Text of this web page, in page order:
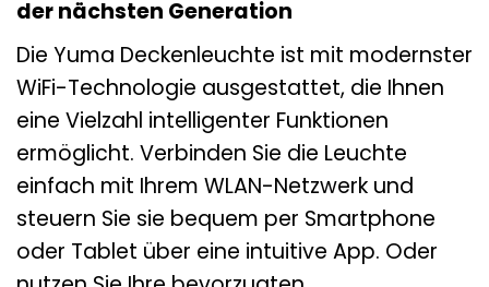
der nächsten Generation
Die Yuma Deckenleuchte ist mit modernster
WiFi-Technologie ausgestattet, die Ihnen
eine Vielzahl intelligenter Funktionen
ermöglicht. Verbinden Sie die Leuchte
einfach mit Ihrem WLAN-Netzwerk und
steuern Sie sie bequem per Smartphone
oder Tablet über eine intuitive App. Oder